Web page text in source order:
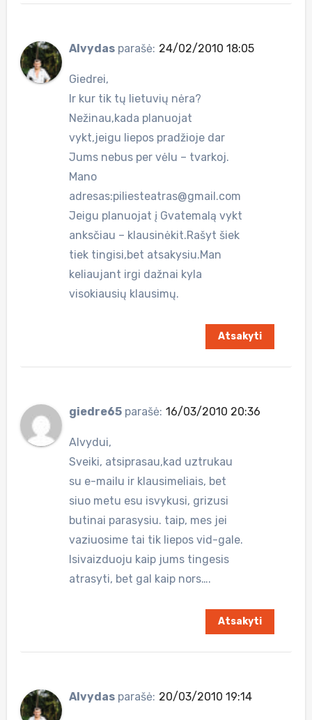
Alvydas parašė: 24/02/2010 18:05
Giedrei,
Ir kur tik tų lietuvių nėra?
Nežinau,kada planuojat
vykt,jeigu liepos pradžioje dar
Jums nebus per vėlu – tvarkoj.
Mano
adresas:piliesteatras@gmail.com
Jeigu planuojat į Gvatemalą vykt
anksčiau – klausinėkit.Rašyt šiek
tiek tingisi,bet atsakysiu.Man
keliaujant irgi dažnai kyla
visokiausių klausimų.
Atsakyti
giedre65 parašė: 16/03/2010 20:36
Alvydui,
Sveiki, atsiprasau,kad uztrukau
su e-mailu ir klausimeliais, bet
siuo metu esu isvykusi, grizusi
butinai parasysiu. taip, mes jei
vaziuosime tai tik liepos vid-gale.
Isivaizduoju kaip jums tingesis
atrasyti, bet gal kaip nors….
Atsakyti
Alvydas parašė: 20/03/2010 19:14